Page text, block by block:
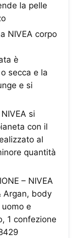
la pelle
NIVEA corpo
è
secca e la
e si
si
con il
al
quantità
– NIVEA
Argan, body
e
1 confezione